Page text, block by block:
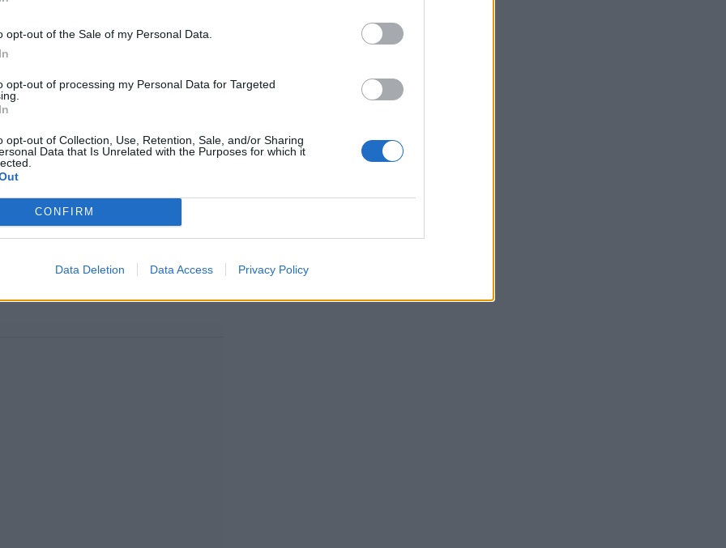
opt-out of the Sale of my Personal Data.
opt-out of processing my Personal Data for Targeted
opt-out of Collection, Use, Retention, Sale, and/or Sharing
Data that Is Unrelated with the Purposes for which it
CONFIRM
Data Deletion Data Access Privacy Policy
virallisesti lauantaina 6.
Ruotsin johtamasta
monikansallisesta
Suomen ja koko
puolustusta.